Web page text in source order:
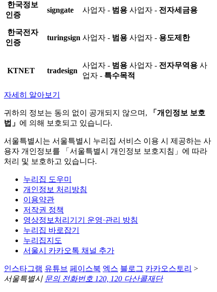
한국정보
인증
signgate 사업자 - 범용 사업자 - 전자세금용
한국전자
인증
turingsign 사업자 - 범용 사업자 - 용도제한
KTNET tradesign
사업자 - 범용 사업자 - 전자무역용 사
업자 - 특수목적
자세히 알아보기
귀하의 정보는 동의 없이 공개되지 않으며,
「개인정보 보호
법」 에 의해 보호되고 있습니다.
서울특별시는 서울특별시 누리집 서비스 이용 시 제공하는 사
용자 개인정보를 「서울특별시 개인정보 보호지침」에 따라
처리 및 보호하고 있습니다.
누리집 도우미
개인정보 처리방침
이용약관
저작권 정책
영상정보처리기기 운영·관리 방침
누리집 바로잡기
누리집지도
서울시 카카오톡 채널 추가
인스타그램 유튜브 페이스북 엑스 블로그 카카오스토리 >
서울특별시 문의 전화번호 120, 120 다산콜재단